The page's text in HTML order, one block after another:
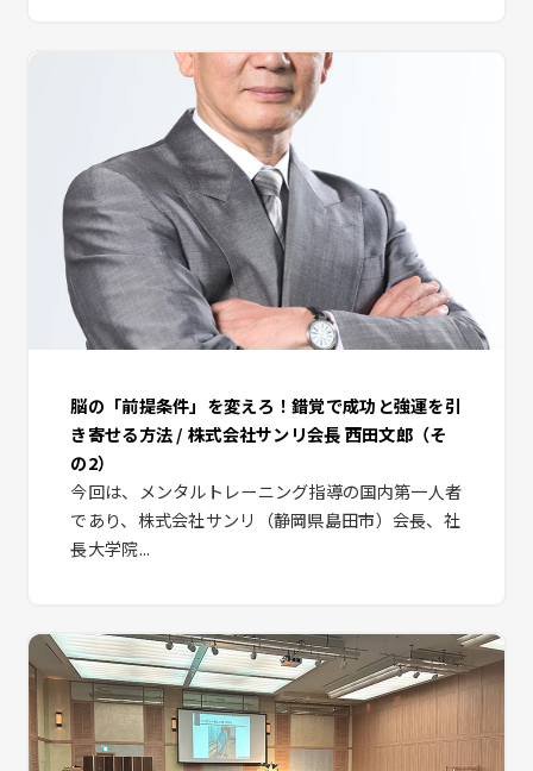
脳の「前提条件」を変えろ！錯覚で成功と強運を引
き寄せる方法 / 株式会社サンリ会長 西田文郎（そ
の2）
今回は、メンタルトレーニング指導の国内第一人者
であり、株式会社サンリ（静岡県島田市）会長、社
長大学院...